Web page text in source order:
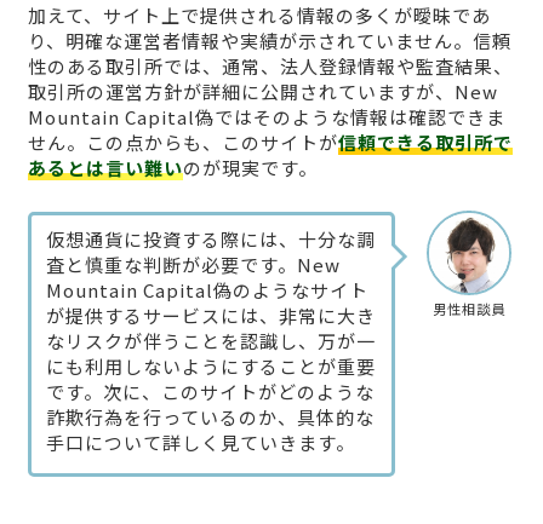
加えて、サイト上で提供される情報の多くが曖昧であ
り、明確な運営者情報や実績が示されていません。信頼
性のある取引所では、通常、法人登録情報や監査結果、
取引所の運営方針が詳細に公開されていますが、New
Mountain Capital偽ではそのような情報は確認できま
せん。この点からも、このサイトが信頼できる取引所で
あるとは言い難いのが現実です。
男性相談員
仮想通貨に投資する際には、十分な調
査と慎重な判断が必要です。New
Mountain Capital偽のようなサイト
が提供するサービスには、非常に大き
なリスクが伴うことを認識し、万が一
にも利用しないようにすることが重要
です。次に、このサイトがどのような
詐欺行為を行っているのか、具体的な
手口について詳しく見ていきます。